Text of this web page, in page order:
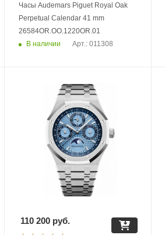
Часы Audemars Piguet Royal Oak
Perpetual Calendar 41 mm
26584OR.OO.1220OR.01
В наличии
Арт.: 011308
110 200 руб.